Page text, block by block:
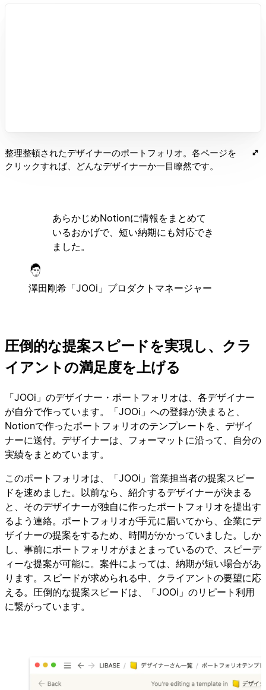
整理整頓されたデザイナーのポートフォリオ。各ページを
クリックすれば、どんなデザイナーか一目瞭然です。
あらかじめNotionに情報をまとめて
いるおかげで、短い納期にも対応でき
ました。
澤田剛希 「JOOi」プロダクトマネージャー
圧倒的な提案スピードを実現し、クラ
イアントの満足度を上げる
「JOOi」のデザイナー・ポートフォリオは、各デザイナー
が自分で作っています。「JOOi」への登録が決まると、
Notionで作ったポートフォリオのテンプレートを、デザイ
ナーに送付。デザイナーは、フォーマットに沿って、自分の
実績をまとめています。
このポートフォリオは、「JOOi」営業担当者の提案スピー
ドを速めました。以前なら、紹介するデザイナーが決まる
と、そのデザイナーが独自に作ったポートフォリオを提出す
るよう連絡。ポートフォリオが手元に届いてから、企業にデ
ザイナーの提案をするため、時間がかかっていました。しか
し、事前にポートフォリオがまとまっているので、スピーデ
ィーな提案が可能に。案件によっては、納期が短い場合があ
ります。スピードが求められる中、クライアントの要望に応
える。圧倒的な提案スピードは、「JOOi」のリピート利用
に繋がっています。